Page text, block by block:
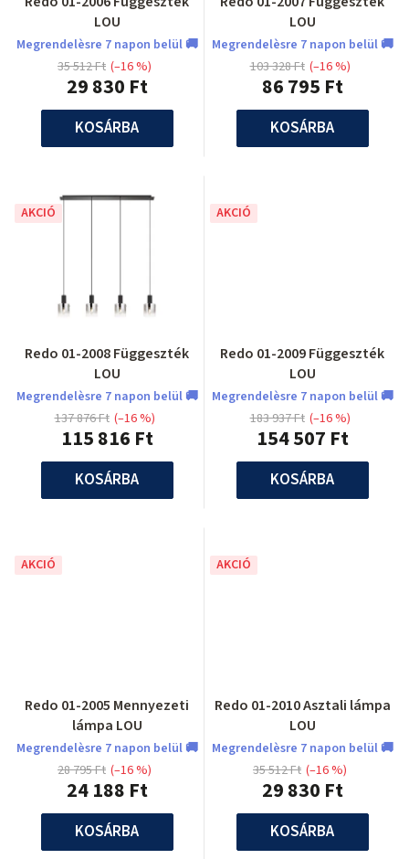
LOU
Megrendelèsre 7 napon belül 🚚
29 830 Ft
35 512 Ft (–16 %)
KOSÁRBA
LOU
Megrendelèsre 7 napon belül 🚚
86 795 Ft
103 328 Ft (–16 %)
KOSÁRBA
AKCIÓ
Redo 01-2008 Függeszték
LOU
Megrendelèsre 7 napon belül 🚚
115 816 Ft
137 876 Ft (–16 %)
KOSÁRBA
AKCIÓ
Redo 01-2009 Függeszték
LOU
Megrendelèsre 7 napon belül 🚚
154 507 Ft
183 937 Ft (–16 %)
KOSÁRBA
AKCIÓ
Redo 01-2005 Mennyezeti
lámpa LOU
Megrendelèsre 7 napon belül 🚚
24 188 Ft
28 795 Ft (–16 %)
KOSÁRBA
AKCIÓ
Redo 01-2010 Asztali lámpa
LOU
Megrendelèsre 7 napon belül 🚚
29 830 Ft
35 512 Ft (–16 %)
KOSÁRBA